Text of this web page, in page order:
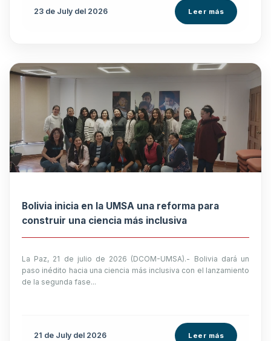
23 de July del 2026 Leer más
Bolivia inicia en la UMSA una reforma para
construir una ciencia más inclusiva
La Paz, 21 de julio de 2026 (DCOM-UMSA).- Bolivia dará un
paso inédito hacia una ciencia más inclusiva con el lanzamiento
de la segunda fase...
21 de July del 2026 Leer más